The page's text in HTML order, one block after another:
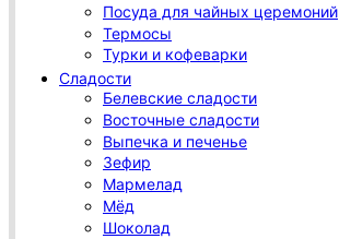
Посуда для чайных церемоний
Термосы
Турки и кофеварки
Сладости
Белевские сладости
Восточные сладости
Выпечка и печенье
Зефир
Мармелад
Мёд
Шоколад